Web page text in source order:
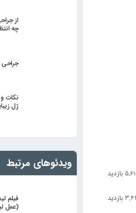
بازدید
بازدید
از
چه
نکات
ژل
ویدئوهای مرتبط
فیلم
(عمل